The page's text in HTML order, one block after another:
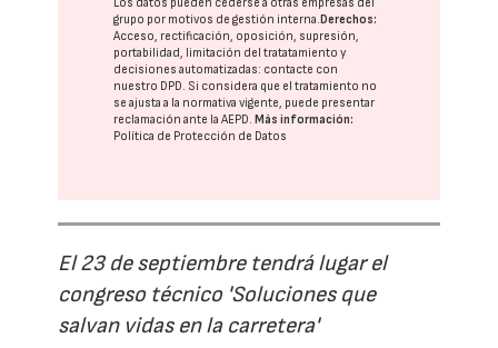
grupo por motivos de gestión interna.Derechos:
Acceso, rectificación, oposición, supresión,
portabilidad, limitación del tratatamiento y
decisiones automatizadas: contacte con
nuestro DPD. Si considera que el tratamiento no
se ajusta a la normativa vigente, puede presentar
reclamación ante laAEPD.Más información:
Política de Protección de Datos
El 23 de septiembre tendrá lugar el
congreso técnico 'Soluciones que
salvan vidas en la carretera'